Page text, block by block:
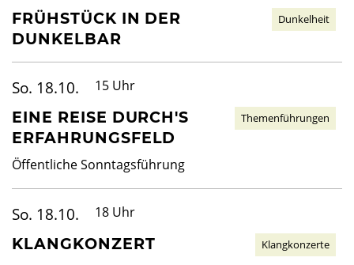
FRÜHSTÜCK IN DER
DUNKELBAR
Dunkelheit
So. 18.10. 15 Uhr
EINE REISE DURCH'S
ERFAHRUNGSFELD
Öffentliche Sonntagsführung
Themenführungen
So. 18.10. 18 Uhr
KLANGKONZERT Klangkonzerte